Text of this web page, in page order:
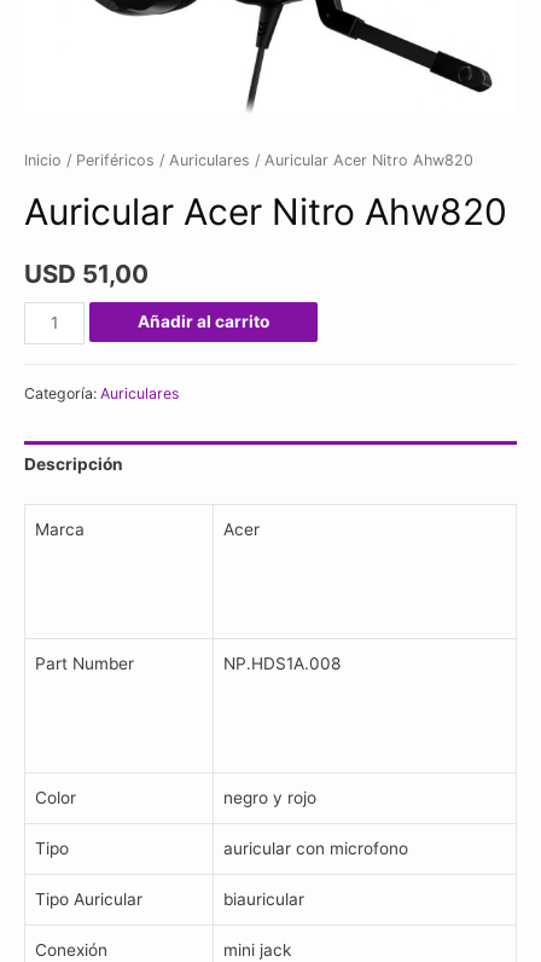
Inicio / Periféricos / Auriculares / Auricular Acer Nitro Ahw820
Auricular Acer Nitro Ahw820
USD 51,00
Auricular
Acer
Ahw820
Añadir al carrito
Categoría: Auriculares
Descripción
Marca Acer
Part Number NP.HDS1A.008
Color negro y rojo
Tipo auricular con microfono
Tipo Auricular biauricular
Conexión mini jack